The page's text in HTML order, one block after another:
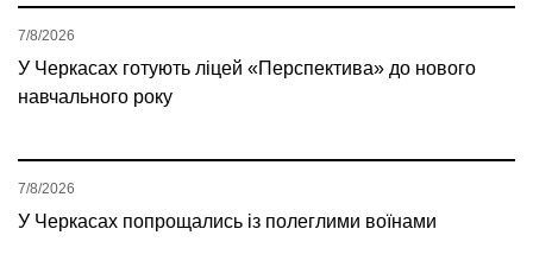
У Черкасах готують ліцей «Перспектива» до нового
навчального року
7/8/2026
У Черкасах попрощались із полеглими воїнами
7/8/2026